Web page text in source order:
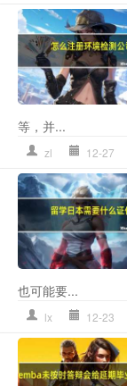
等，并...
zl 12-27
也可能要...
lx 12-23